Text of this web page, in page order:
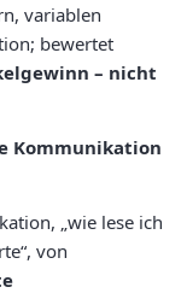
variablen
bewertet
– nicht
Kommunikation
„wie lese ich
von